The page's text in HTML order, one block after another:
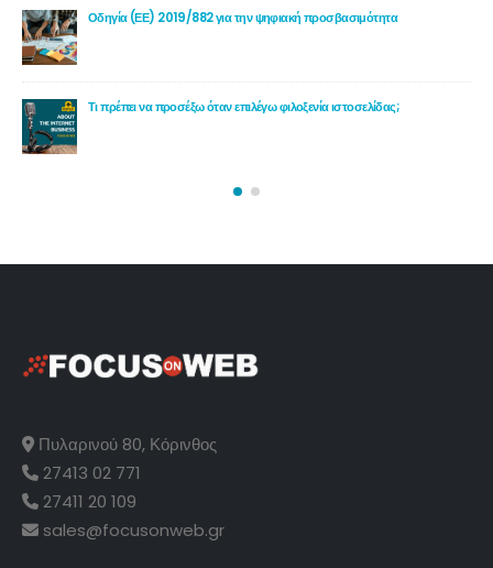
Οδηγία (ΕΕ) 2019/882 για την ψηφιακή προσβασιμότητα
Τι πρέπει να προσέξω όταν επιλέγω φιλοξενία ιστοσελίδας;
Πυλαρινού 80, Κόρινθος
27413 02 771
27411 20 109
sales@focusonweb.gr